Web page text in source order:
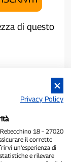
di questo
Privacy Policy
18 – 27020
il corretto
un’esperienza di
e rilevare